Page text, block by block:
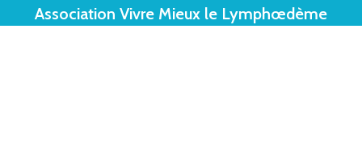
Association Vivre Mieux le Lymphœdème